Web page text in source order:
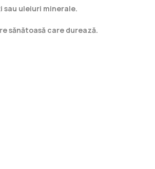
uleiuri minerale.
sănătoasă care durează.